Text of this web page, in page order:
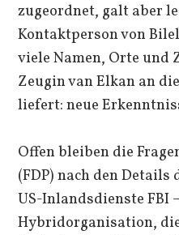
zugeordnet, galt aber
Kontaktperson von
viele Namen, Orte und
Zeugin van Elkan an
liefert: neue
Offen bleiben die
(FDP) nach den
US-Inlandsdienste FBI
Hybridorganisation,